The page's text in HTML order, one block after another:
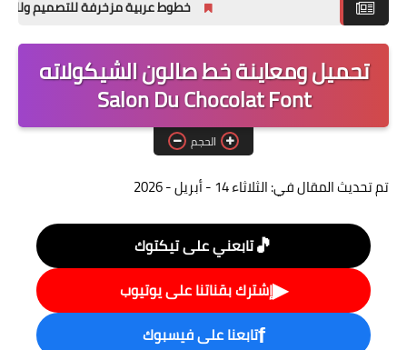
خطوط التصميم
تصاميم فوتوشوب
PSD جاهزه
خطوط عربية مزخرفة للتصميم
تحميل ومعاينة خط صالون الشيكولاته
Salon Du Chocolat Font
الحجم
تم تحديث المقال في:الثلاثاء 14 - أبريل - 2026
🎵تابعني على تيكتوك
▶إشترك بقناتنا على يوتيوب
fتابعنا على فيسبوك